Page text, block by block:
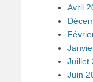
Avril
Juillet
Juin